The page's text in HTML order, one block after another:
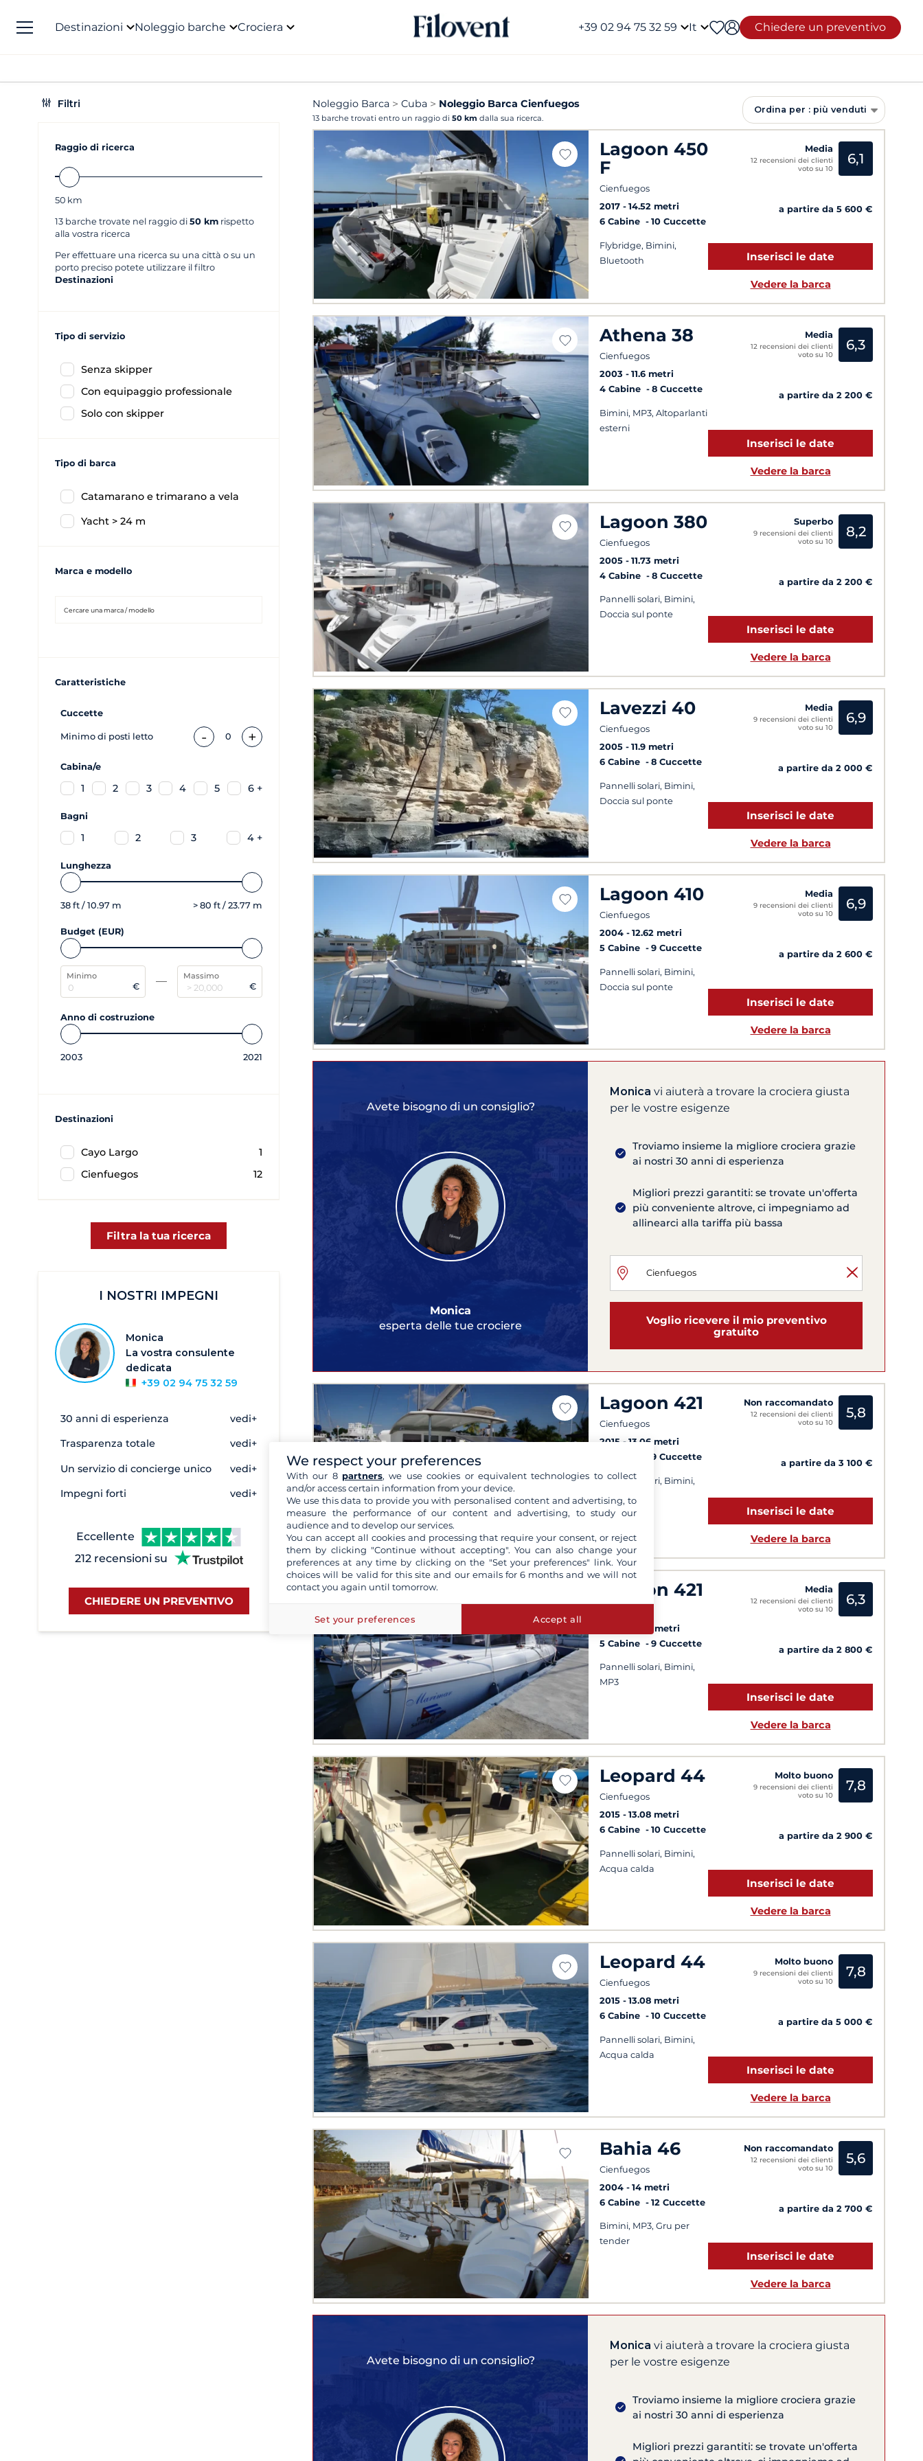
Destinazioni Noleggio barche Crociera +39 02 94 75 32 59 It Chiedere un preventivo
Filtri
Raggio di ricerca
50 km
13 barche trovate nel raggio di 50 km rispetto
alla vostra ricerca
Per effettuare una ricerca su una città o su un
porto preciso potete utilizzare il filtro
Destinazioni
Tipo di servizio
Senza skipper
Con equipaggio professionale
Solo con skipper
Tipo di barca
Catamarano e trimarano a vela
Yacht > 24 m
Marca e modello
Caratteristiche
Cuccette
Minimo di posti letto - 0 +
Cabina/e
1 2 3 4 5 6 +
Bagni
1 2 3 4 +
Lunghezza
38 ft / 10.97 m > 80 ft / 23.77 m
Budget (EUR)
Minimo
€
Massimo
€
Anno di costruzione
2003 2021
Destinazioni
Cayo Largo
1
Cienfuegos
12
Filtra la tua ricerca
I NOSTRI IMPEGNI
Monica
La vostra consulente
dedicata
+39 02 94 75 32 59
30 anni di esperienza vedi+
Trasparenza totale vedi+
Un servizio di concierge unico vedi+
Impegni forti vedi+
Eccellente
212 recensioni su
CHIEDERE UN PREVENTIVO
Noleggio Barca Cuba Noleggio Barca Cienfuegos
13 barche trovati entro un raggio di 50 km dalla sua ricerca.
Ordina per : più venduti
Lagoon 450
F
Cienfuegos
2017
14.52 metri
6 Cabine
10 Cuccette
Flybridge, Bimini,
Bluetooth
Media
12 recensioni dei clienti
voto su 10
6,1
a partire da 5 600 €
Inserisci le date
Vedere la barca
Athena 38
Cienfuegos
2003
11.6 metri
4 Cabine
8 Cuccette
Bimini, MP3, Altoparlanti
esterni
Media
12 recensioni dei clienti
voto su 10
6,3
a partire da 2 200 €
Inserisci le date
Vedere la barca
Lagoon 380
Cienfuegos
2005
11.73 metri
4 Cabine
8 Cuccette
Pannelli solari, Bimini,
Doccia sul ponte
Superbo
9 recensioni dei clienti
voto su 10
8,2
a partire da 2 200 €
Inserisci le date
Vedere la barca
Lavezzi 40
Cienfuegos
2005
11.9 metri
6 Cabine
8 Cuccette
Pannelli solari, Bimini,
Doccia sul ponte
Media
9 recensioni dei clienti
voto su 10
6,9
a partire da 2 000 €
Inserisci le date
Vedere la barca
Lagoon 410
Cienfuegos
2004
12.62 metri
5 Cabine
9 Cuccette
Pannelli solari, Bimini,
Doccia sul ponte
Media
9 recensioni dei clienti
voto su 10
6,9
a partire da 2 600 €
Inserisci le date
Vedere la barca
Avete bisogno di un consiglio?
Monica
esperta delle tue crociere
Monica vi aiuterà a trovare la crociera giusta
per le vostre esigenze
Troviamo insieme la migliore crociera grazie
ai nostri 30 anni di esperienza
Migliori prezzi garantiti: se trovate un'offerta
più conveniente altrove, ci impegniamo ad
allinearci alla tariffa più bassa
Voglio ricevere il mio preventivo
gratuito
Lagoon 421
Cienfuegos
2015
13.06 metri
9 Cuccette
Pannelli solari, Bimini,
AIS
Non raccomandato
12 recensioni dei clienti
voto su 10
5,8
a partire da 3 100 €
Inserisci le date
Vedere la barca
Lagoon 421
13.06 metri
5 Cabine
9 Cuccette
Pannelli solari, Bimini,
MP3
Media
12 recensioni dei clienti
voto su 10
6,3
a partire da 2 800 €
Inserisci le date
Vedere la barca
Leopard 44
Cienfuegos
2015
13.08 metri
6 Cabine
10 Cuccette
Pannelli solari, Bimini,
Acqua calda
Molto buono
9 recensioni dei clienti
voto su 10
7,8
a partire da 2 900 €
Inserisci le date
Vedere la barca
Leopard 44
Cienfuegos
2015
13.08 metri
6 Cabine
10 Cuccette
Pannelli solari, Bimini,
Acqua calda
Molto buono
9 recensioni dei clienti
voto su 10
7,8
a partire da 5 000 €
Inserisci le date
Vedere la barca
Bahia 46
Cienfuegos
2004
14 metri
6 Cabine
12 Cuccette
Bimini, MP3, Gru per
tender
Non raccomandato
12 recensioni dei clienti
voto su 10
5,6
a partire da 2 700 €
Inserisci le date
Vedere la barca
Avete bisogno di un consiglio?
Monica vi aiuterà a trovare la crociera giusta
per le vostre esigenze
Troviamo insieme la migliore crociera grazie
ai nostri 30 anni di esperienza
Migliori prezzi garantiti: se trovate un'offerta
We respect your preferences
With our 8 partners, we use cookies or equivalent technologies to collect
and/or access certain information from your device.
We use this data to provide you with personalised content and advertising, to
measure the performance of our content and advertising, to study our
audience and to develop our services.
You can accept all cookies and processing that require your consent, or reject
them by clicking "Continue without accepting". You can also change your
preferences at any time by clicking on the "Set your preferences" link. Your
choices will be valid for this site and our emails for 6 months and we will not
contact you again until tomorrow.
Set your preferences Accept all